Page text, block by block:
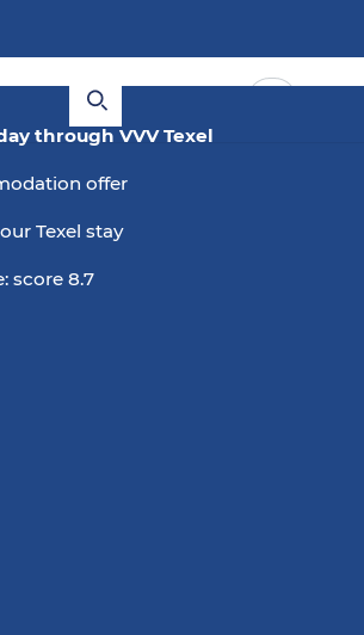
through VVV Texel
offer
Texel stay
score 8.7